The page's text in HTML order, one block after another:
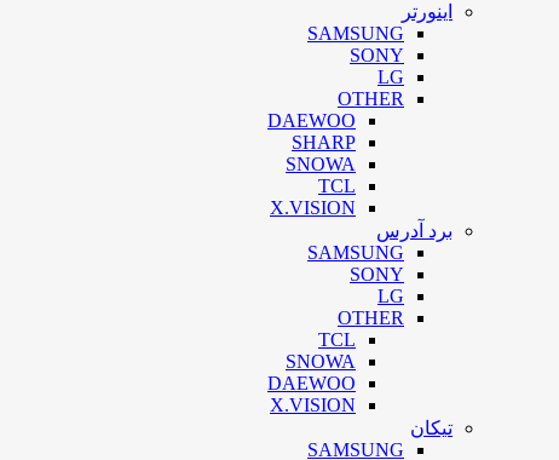
اینورتر
SAMSUNG
SONY
LG
OTHER
DAEWOO
SHARP
SNOWA
TCL
X.VISION
برد آدرس
SAMSUNG
SONY
LG
OTHER
TCL
SNOWA
DAEWOO
X.VISION
تیکان
SAMSUNG